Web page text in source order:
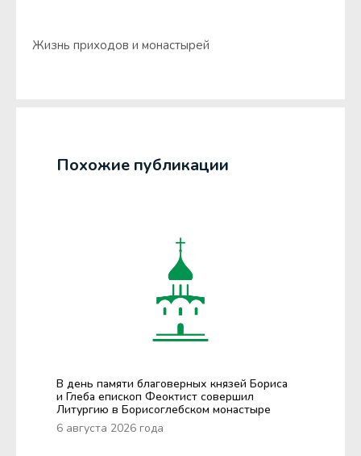
Жизнь приходов и монастырей
Похожие публикации
В день памяти благоверных князей Бориса
и Глеба епископ Феоктист совершил
Литургию в Борисоглебском монастыре
6 августа 2026 года